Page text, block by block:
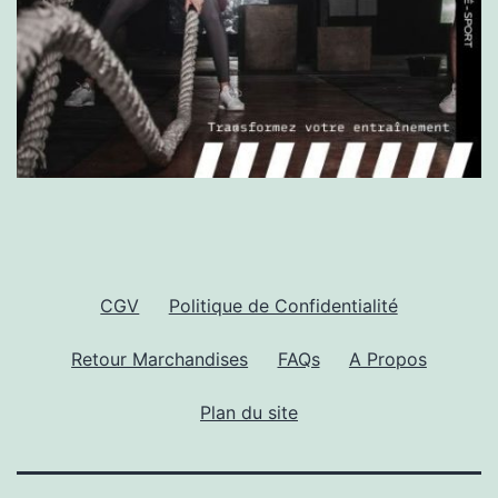
CGV Politique de Confidentialité
Retour Marchandises FAQs A Propos
Plan du site